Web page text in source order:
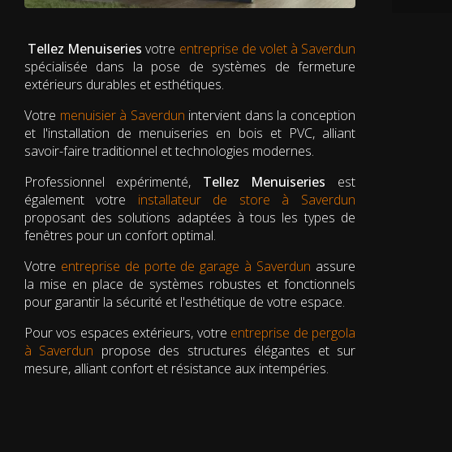
Tellez Menuiseries votre entreprise de volet à Saverdun
spécialisée dans la pose de systèmes de fermeture
extérieurs durables et esthétiques.
Votre menuisier à Saverdun intervient dans la conception
et l'installation de menuiseries en bois et PVC, alliant
savoir-faire traditionnel et technologies modernes.
Professionnel expérimenté, Tellez Menuiseries est
également votre installateur de store à Saverdun
proposant des solutions adaptées à tous les types de
fenêtres pour un confort optimal.
Votre entreprise de porte de garage à Saverdun assure
la mise en place de systèmes robustes et fonctionnels
pour garantir la sécurité et l'esthétique de votre espace.
Pour vos espaces extérieurs, votre entreprise de pergola
à Saverdun propose des structures élégantes et sur
mesure, alliant confort et résistance aux intempéries.